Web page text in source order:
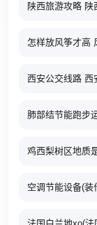
陕西旅游攻略 陕
怎样放风筝才高
西安公交线路 西
肺部结节能跑步
鸡西梨树区地质
空调节能设备(